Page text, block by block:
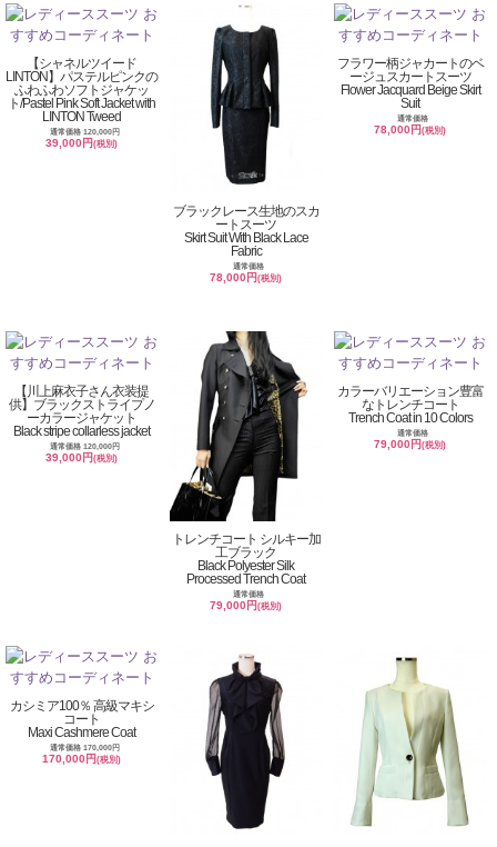
【シャネルツイード
LINTON】パステルピンクの
ふわふわソフトジャケッ
ト/Pastel Pink Soft Jacket with
LINTON Tweed
通常価格 120,000円
39,000円(税別)
ブラックレース生地のスカ
ートスーツ
Skirt Suit With Black Lace
Fabric
通常価格
78,000円(税別)
フラワー柄ジャカートのベ
ージュスカートスーツ
Flower Jacquard Beige Skirt
Suit
通常価格
78,000円(税別)
【川上麻衣子さん衣装提
供】ブラックストライプノ
ーカラージャケット
Black stripe collarless jacket
通常価格 120,000円
39,000円(税別)
トレンチコート シルキー加
工ブラック
Black Polyester Silk
Processed Trench Coat
通常価格
79,000円(税別)
カラーバリエーション豊富
なトレンチコート
Trench Coat in 10 Colors
通常価格
79,000円(税別)
カシミア100％ 高級マキシ
コート
Maxi Cashmere Coat
通常価格 170,000円
170,000円(税別)